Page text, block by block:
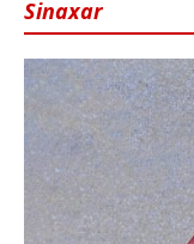
Sinaxar